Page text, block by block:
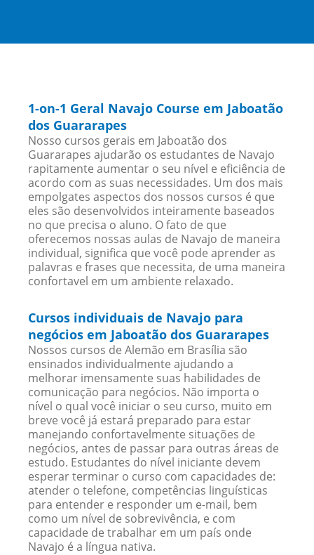
1-on-1 Geral Navajo Course em Jaboatão
dos Guararapes
Nosso cursos gerais em Jaboatão dos
Guararapes ajudarão os estudantes de Navajo
rapitamente aumentar o seu nível e eficiência de
acordo com as suas necessidades. Um dos mais
empolgates aspectos dos nossos cursos é que
eles são desenvolvidos inteiramente baseados
no que precisa o aluno. O fato de que
oferecemos nossas aulas de Navajo de maneira
individual, significa que você pode aprender as
palavras e frases que necessita, de uma maneira
confortavel em um ambiente relaxado.
Cursos individuais de Navajo para
negócios em Jaboatão dos Guararapes
Nossos cursos de Alemão em Brasília são
ensinados individualmente ajudando a
melhorar imensamente suas habilidades de
comunicação para negócios. Não importa o
nível o qual você iniciar o seu curso, muito em
breve você já estará preparado para estar
manejando confortavelmente situações de
negócios, antes de passar para outras áreas de
estudo. Estudantes do nível iniciante devem
esperar terminar o curso com capacidades de:
atender o telefone, competências linguísticas
para entender e responder um e-mail, bem
como um nível de sobrevivência, e com
capacidade de trabalhar em um país onde
Navajo é a língua nativa.